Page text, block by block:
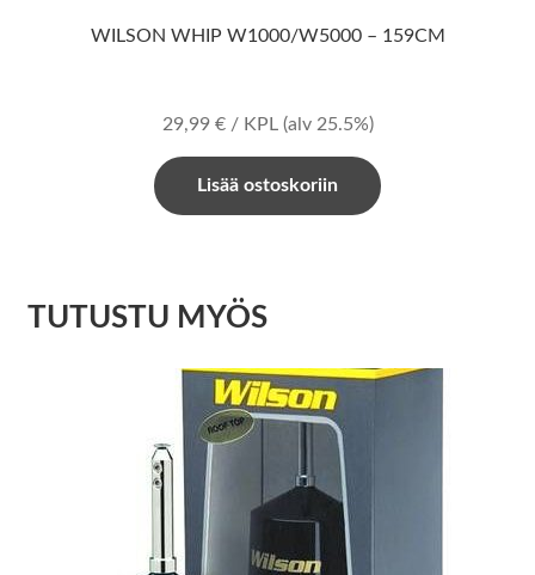
WILSON WHIP W1000/W5000 – 159CM
29,99 €/ KPL (alv 25.5%)
Lisää ostoskoriin
TUTUSTU MYÖS